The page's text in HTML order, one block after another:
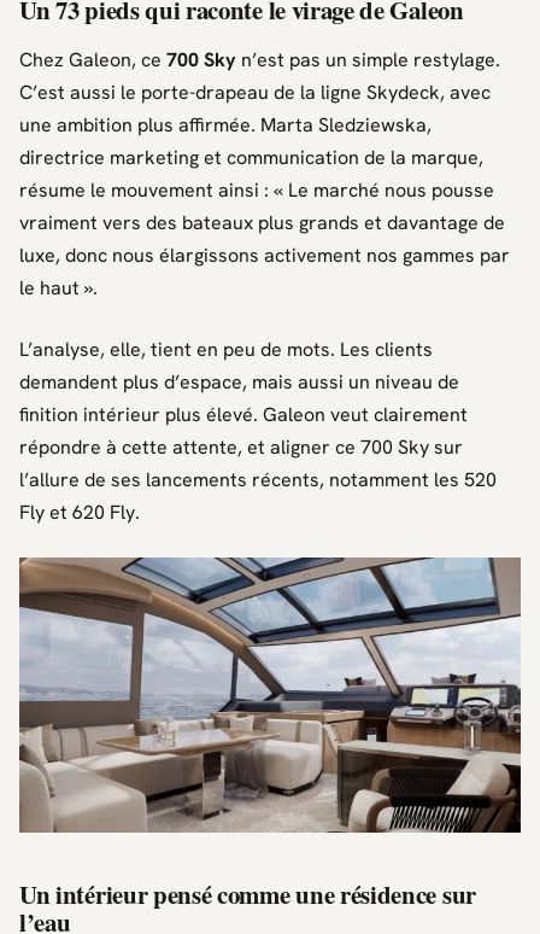
Un 73 pieds qui raconte le virage de Galeon
Chez Galeon, ce 700 Sky n’est pas un simple restylage.
C’est aussi le porte-drapeau de la ligne Skydeck, avec
une ambition plus affirmée. Marta Sledziewska,
directrice marketing et communication de la marque,
résume le mouvement ainsi : « Le marché nous pousse
vraiment vers des bateaux plus grands et davantage de
luxe, donc nous élargissons activement nos gammes par
le haut ».
L’analyse, elle, tient en peu de mots. Les clients
demandent plus d’espace, mais aussi un niveau de
finition intérieur plus élevé. Galeon veut clairement
répondre à cette attente, et aligner ce 700 Sky sur
l’allure de ses lancements récents, notamment les 520
Flyet 620 Fly.
Un intérieur pensé comme une résidence sur
l’eau